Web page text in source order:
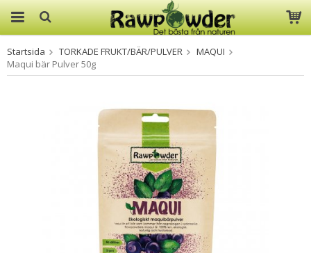
Produkten har blivit tillagd i
Startsida TORKADE FRUKT/BÄR/PULVER
MAQUI
Maqui bär Pulver 50g